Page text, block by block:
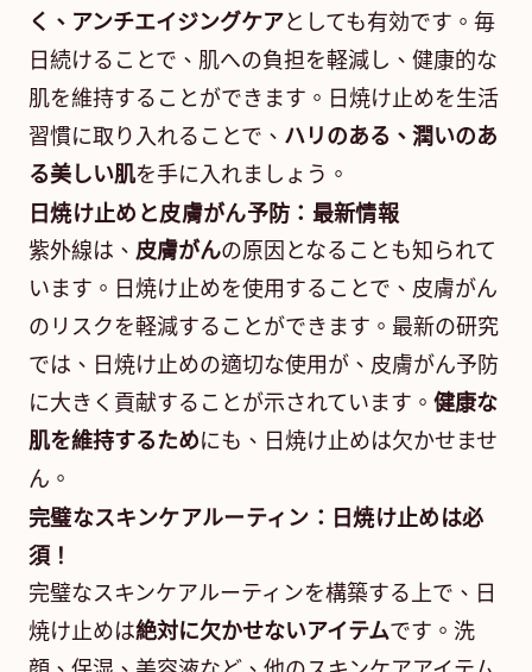
く、アンチエイジングケアとしても有効です。毎
日続けることで、肌への負担を軽減し、健康的な
肌を維持することができます。日焼け止めを生活
習慣に取り入れることで、 ハリのある、潤いのあ
る美しい肌を手に入れましょう。
日焼け止めと皮膚がん予防：最新情報
紫外線は、 皮膚がんの原因となることも知られて
います。日焼け止めを使用することで、皮膚がん
のリスクを軽減することができます。最新の研究
では、日焼け止めの適切な使用が、皮膚がん予防
に大きく貢献することが示されています。 健康な
肌を維持するためにも、日焼け止めは欠かせませ
ん。
完璧なスキンケアルーティン：日焼け止めは必
須！
完璧なスキンケアルーティンを構築する上で、日
焼け止めは絶対に欠かせないアイテムです。洗